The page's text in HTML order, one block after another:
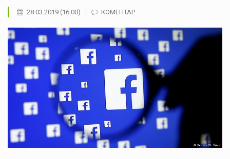
28.03.2019 (16:00) КОМЕНТАР